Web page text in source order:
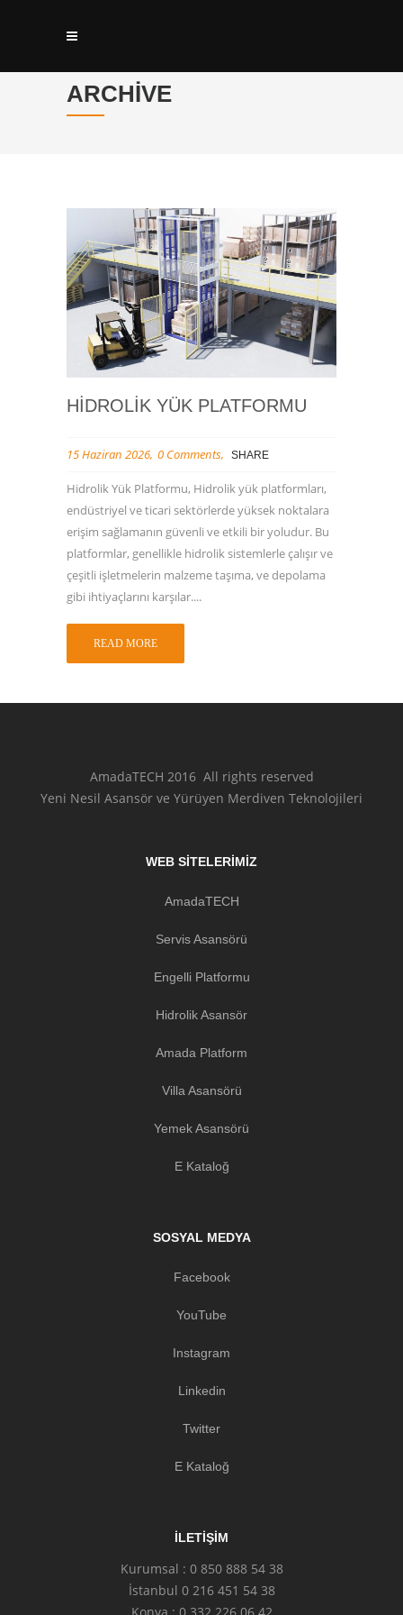
ARCHIVE
HIDROLIK YÜK PLATFORMU
15 Haziran 2026 0 Comments SHARE
Hidrolik Yük Platformu, Hidrolik yük platformları,
endüstriyel ve ticari sektörlerde yüksek noktalara
erişim sağlamanın güvenli ve etkili bir yoludur. Bu
platformlar, genellikle hidrolik sistemlerle çalışır ve
çeşitli işletmelerin malzeme taşıma, ve depolama
gibi ihtiyaçlarını karşılar....
READ MORE
AmadaTECH 2016 All rights reserved
Yeni Nesil Asansör ve Yürüyen Merdiven Teknolojileri
WEB SITELERIMIZ
AmadaTECH
Servis Asansörü
Engelli Platformu
Hidrolik Asansör
Amada Platform
Villa Asansörü
Yemek Asansörü
E Kataloğ
SOSYAL MEDYA
Facebook
YouTube
Instagram
Linkedin
Twitter
E Kataloğ
İLETIŞIM
Kurumsal : 0 850 888 54 38
İstanbul 0 216 451 54 38
Konya : 0 332 226 06 42